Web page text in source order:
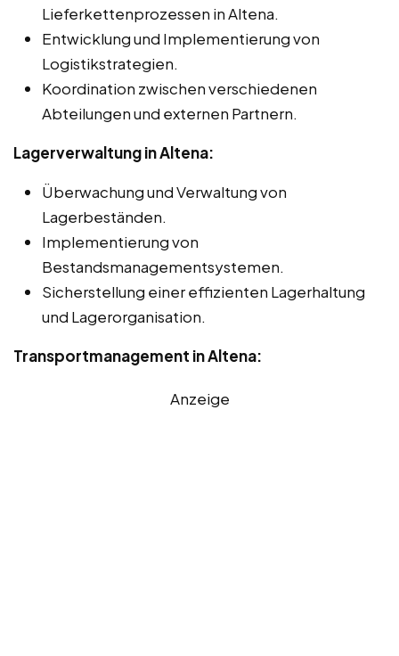
Lieferkettenprozessen in Altena.
Entwicklung und Implementierung von
Logistikstrategien.
Koordination zwischen verschiedenen
Abteilungen und externen Partnern.
Lagerverwaltung in Altena:
Überwachung und Verwaltung von
Lagerbeständen.
Implementierung von
Bestandsmanagementsystemen.
Sicherstellung einer effizienten Lagerhaltung
und Lagerorganisation.
Transportmanagement in Altena:
Anzeige